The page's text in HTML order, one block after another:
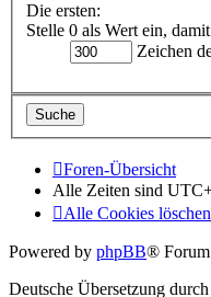
Die ersten:
Stelle 0 als Wert ein,
Zeichen
Foren-Übersicht
Alle Zeiten sind
Alle Cookies löschen
Powered by phpBB®
Deutsche Übersetzung durch